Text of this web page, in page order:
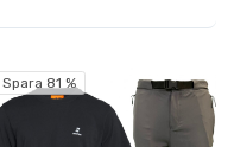
Spara 81 %